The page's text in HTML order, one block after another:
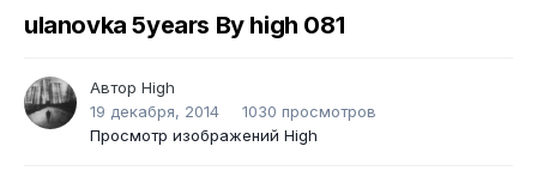
ulanovka 5years By high 081
Автор High
19 декабря, 2014
1030 просмотров
Просмотр изображений High